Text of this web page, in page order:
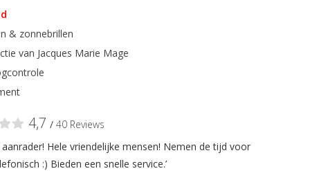
& zonnebrillen
van Jacques Marie Mage
4,7 / 40 Reviews
aanrader! Hele vriendelijke mensen! Nemen de tijd voor
:) Bieden een snelle service.’